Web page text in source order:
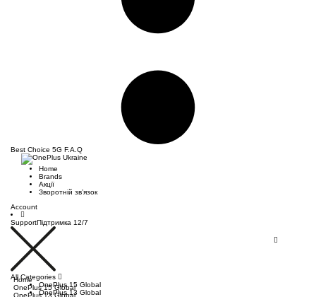
Best Choice 5G F.A.Q
Home
Brands
Акції
Зворотній зв’язок
Account
SupportПідтримка 12/7
Home
OnePlus 15 Global
All Categories
OnePlus 15 Global
OnePlus 13 Global